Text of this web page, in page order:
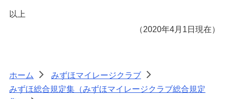
以上
（2020年4月1日現在）
ホーム > みずほマイレージクラブ
>
みずほ総合規定集（みずほマイレージクラブ総合規定